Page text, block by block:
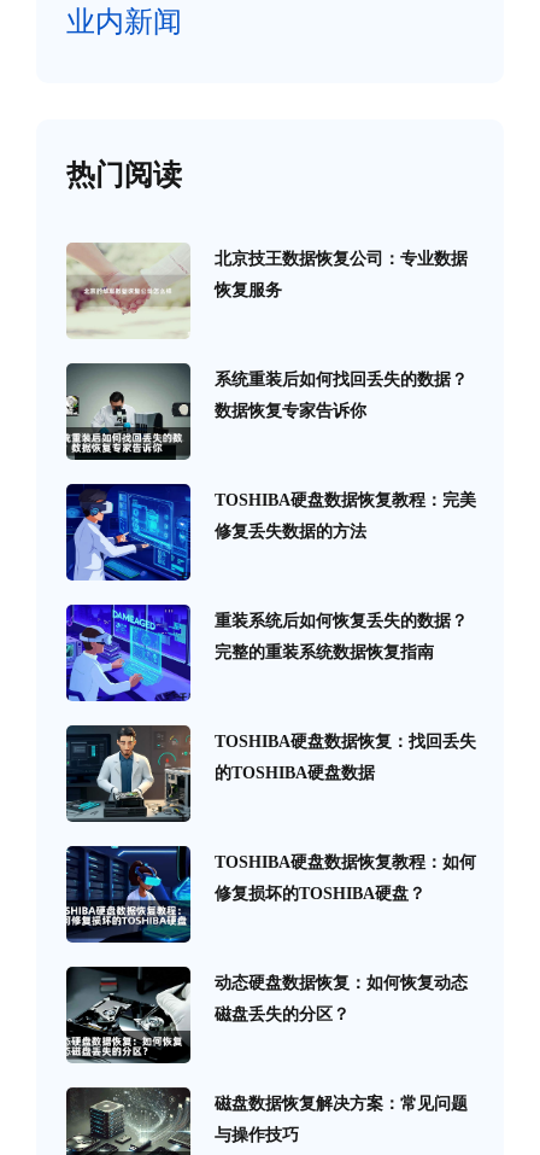
业内新闻
热门阅读
北京技王数据恢复公司：专业数据
恢复服务
系统重装后如何找回丢失的数据？
数据恢复专家告诉你
TOSHIBA硬盘数据恢复教程：完美
修复丢失数据的方法
重装系统后如何恢复丢失的数据？
完整的重装系统数据恢复指南
TOSHIBA硬盘数据恢复：找回丢失
的TOSHIBA硬盘数据
TOSHIBA硬盘数据恢复教程：如何
修复损坏的TOSHIBA硬盘？
动态硬盘数据恢复：如何恢复动态
磁盘丢失的分区？
磁盘数据恢复解决方案：常见问题
与操作技巧